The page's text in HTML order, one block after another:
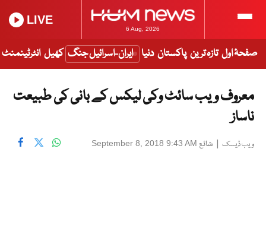
6 Aug, 2026
LIVE
صفحۂ اول تازہ ترین پاکستان دنیا ایران-اسرائیل جنگ کھیل انٹرٹینمنٹ
معروف ویب سائٹ وکی لیکس کے بانی کی طبیعت
ناساز
ویب ڈیسک | شائع September 8, 2018 9:43 AM